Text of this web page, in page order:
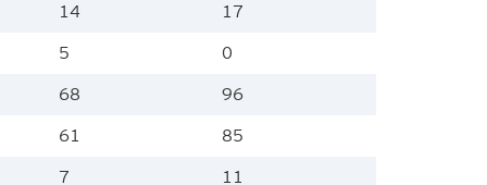
14
17
5
0
68
96
61
85
7
11